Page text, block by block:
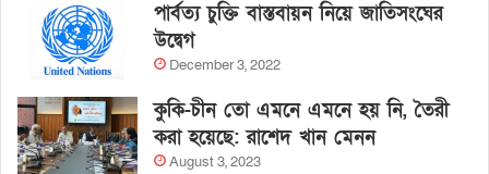
পার্বত্য চুক্তি বাস্তবায়ন নিয়ে জাতিসংঘের
উদ্বেগ
December 3, 2022
কুকি-চীন তো এমনে এমনে হয় নি, তৈরী
করা হয়েছে: রাশেদ খান মেনন
August 3, 2023